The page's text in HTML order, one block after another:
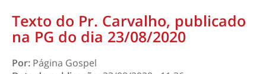
Texto do Pr. Carvalho, publicado
na PG do dia 23/08/2020
Por: Página Gospel